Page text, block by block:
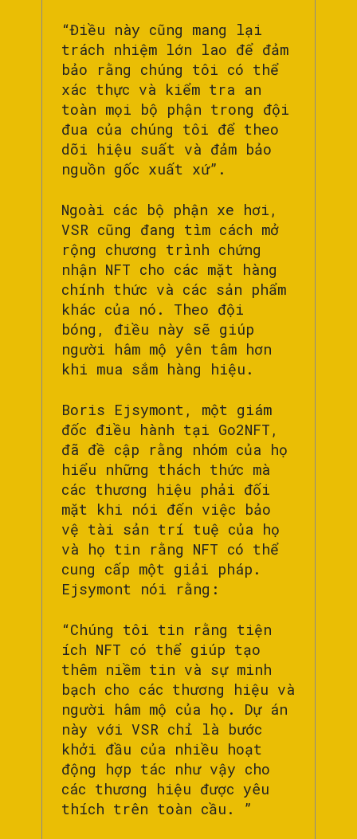
“Điều này cũng mang lại
trách nhiệm lớn lao để đảm
bảo rằng chúng tôi có thể
xác thực và kiểm tra an
toàn mọi bộ phận trong đội
đua của chúng tôi để theo
dõi hiệu suất và đảm bảo
nguồn gốc xuất xứ”.
Ngoài các bộ phận xe hơi,
VSR cũng đang tìm cách mở
rộng chương trình chứng
nhận NFT cho các mặt hàng
chính thức và các sản phẩm
khác của nó. Theo đội
bóng, điều này sẽ giúp
người hâm mộ yên tâm hơn
khi mua sắm hàng hiệu.
Boris Ejsymont, một giám
đốc điều hành tại Go2NFT,
đã đề cập rằng nhóm của họ
hiểu những thách thức mà
các thương hiệu phải đối
mặt khi nói đến việc bảo
vệ tài sản trí tuệ của họ
và họ tin rằng NFT có thể
cung cấp một giải pháp.
Ejsymont nói rằng:
“Chúng tôi tin rằng tiện
ích NFT có thể giúp tạo
thêm niềm tin và sự minh
bạch cho các thương hiệu và
người hâm mộ của họ. Dự án
này với VSR chỉ là bước
khởi đầu của nhiều hoạt
động hợp tác như vậy cho
các thương hiệu được yêu
thích trên toàn cầu. ”